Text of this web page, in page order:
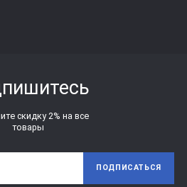
скидку 2% на все
товары
ПОДПИСАТЬСЯ